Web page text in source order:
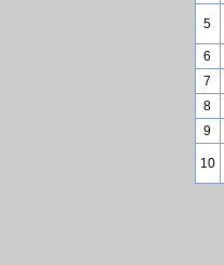
5
6
7
8
9
10